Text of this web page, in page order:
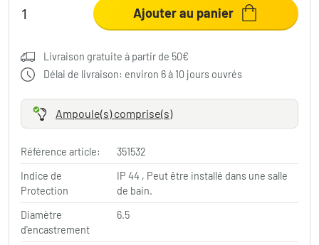
Ajouter au panier
Livraison gratuite à partir de 50€
Délai de livraison: environ 6 à 10 jours ouvrés
Ampoule(s) comprise(s)
Référence article:
351532
Indice de
Protection
IP 44 , Peut être installé dans une salle
de bain.
Diamètre
d'encastrement
6.5